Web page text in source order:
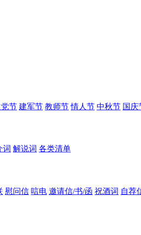
节 建军节 教师节 情人节 中秋节 国庆
词 解说词 各类清单
慰问信 唁电 邀请信/书/函 祝酒词 自荐